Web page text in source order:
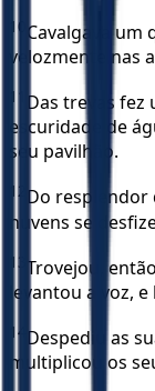
10 Cavalgava um
velozmente nas
11
Das trevas fez
escuridade de
seu pavilhão.
12 Do resplendor
nuvens se
13 Trovejou,
levantou a voz,
14 Despediu as
multiplicou os